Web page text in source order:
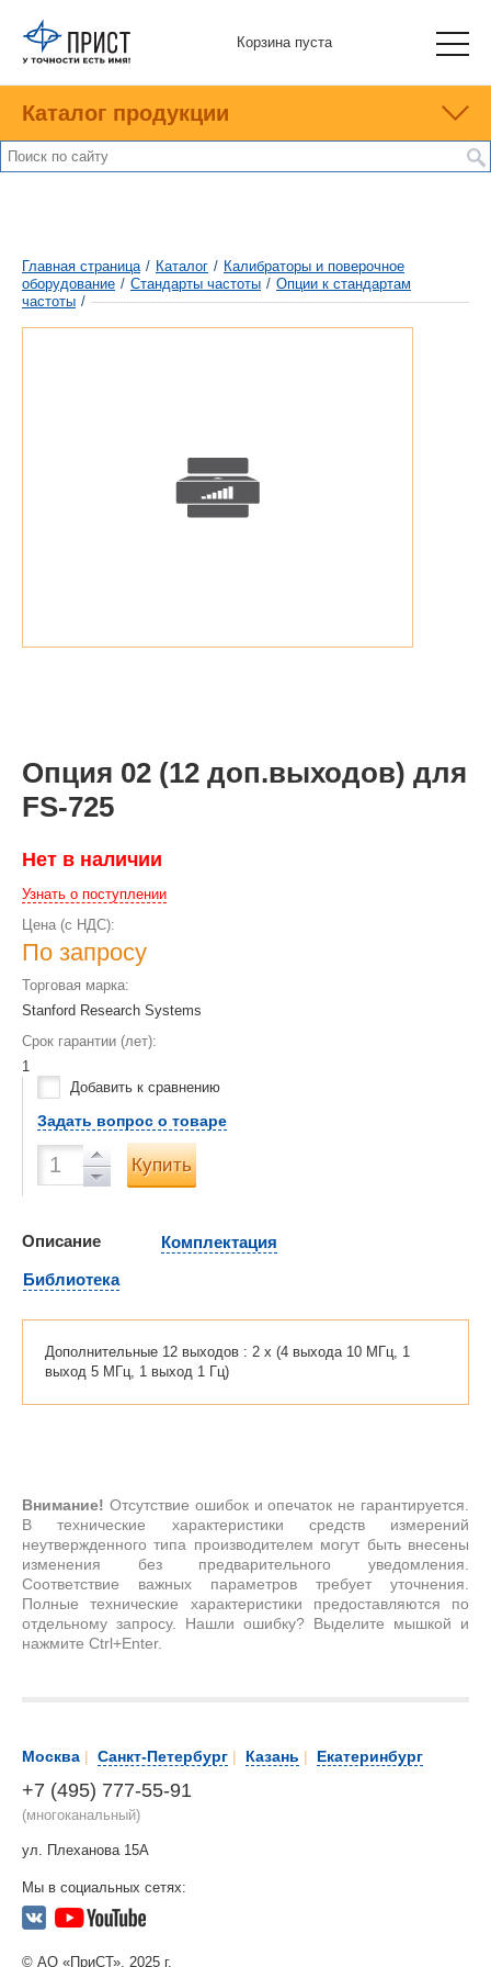
Корзина пуста
Каталог продукции
Главная страница / Каталог / Калибраторы и поверочное
оборудование / Стандарты частоты / Опции к стандартам
частоты /
Опция 02 (12 доп.выходов) для
FS-725
Нет в наличии
Узнать о поступлении
Цена (с НДС):
По запросу
Торговая марка:
Stanford Research Systems
Срок гарантии (лет):
1
Добавить к сравнению
Задать вопрос о товаре
Купить
Описание
Комплектация
Библиотека
Дополнительные 12 выходов : 2 x (4 выхода 10 МГц, 1
выход 5 МГц, 1 выход 1 Гц)
Внимание! Отсутствие ошибок и опечаток не гарантируется.
В технические характеристики средств измерений
неутвержденного типа производителем могут быть внесены
изменения без предварительного уведомления.
Соответствие важных параметров требует уточнения.
Полные технические характеристики предоставляются по
отдельному запросу. Нашли ошибку? Выделите мышкой и
нажмите Ctrl+Enter.
Москва | Санкт-Петербург | Казань | Екатеринбург
+7 (495) 777-55-91
(многоканальный)
ул. Плеханова 15А
Мы в социальных сетях:
© АО «ПриСТ», 2025 г.